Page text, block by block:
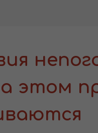
этом